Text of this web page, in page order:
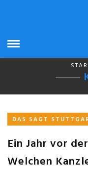
DAS SAGT
Ein Jahr vor
Welchen